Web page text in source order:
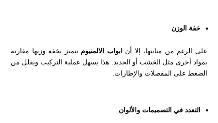
خفة الوزن
على الرغم من متانتها، إلا أنابواب الالمنيوم تتميز بخفة وزنها مقارنة
بمواد أخرى مثل الخشب أو الحديد. هذا يسهل عملية التركيب ويقلل من
الضغط على المفصلات والإطارات.
التعدد في التصميمات والألوان